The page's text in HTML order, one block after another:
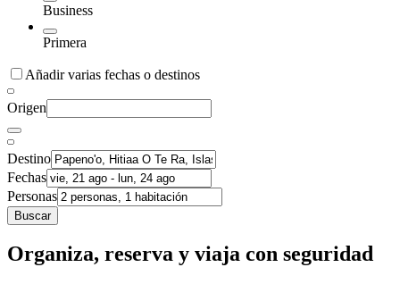
Business
Primera
Añadir varias fechas o destinos
Origen
Destino
Fechas
Personas
Buscar
Organiza, reserva y viaja con seguridad